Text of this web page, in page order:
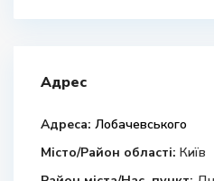
Адрес
Адреса: Лобачевського
Місто/Район області: Київ